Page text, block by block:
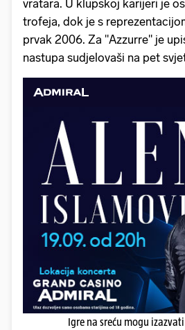
vratara. U klupskoj karijeri je
trofeja, dok je s
prvak 2006. Za "Azzurre" je
nastupa sudjelovaši na pet
Igre na sreću mogu